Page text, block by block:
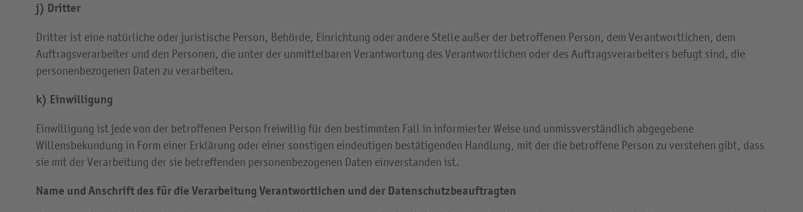
j) Dritter
Dritter ist eine natürliche oder juristische Person, Behörde, Einrichtung oder andere Stelle außer der betroffenen Person, dem Verantwortlichen, dem
Auftragsverarbeiter und den Personen, die unter der unmittelbaren Verantwortung des Verantwortlichen oder des Auftragsverarbeiters befugt sind, die
personenbezogenen Daten zu verarbeiten.
k) Einwilligung
Einwilligung ist jede von der betroffenen Person freiwillig für den bestimmten Fall in informierter Weise und unmissverständlich abgegebene
Willensbekundung in Form einer Erklärung oder einer sonstigen eindeutigen bestätigenden Handlung, mit der die betroffene Person zu verstehen gibt, dass
sie mit der Verarbeitung der sie betreffenden personenbezogenen Daten einverstanden ist.
Name und Anschrift des für die Verarbeitung Verantwortlichen und der Datenschutzbeauftragten